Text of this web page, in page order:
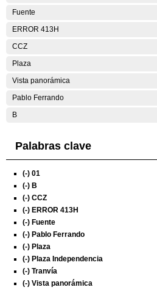
Fuente
ERROR 413H
CCZ
Plaza
Vista panorámica
Pablo Ferrando
B
Palabras clave
(-) 01
(-) B
(-) CCZ
(-) ERROR 413H
(-) Fuente
(-) Pablo Ferrando
(-) Plaza
(-) Plaza Independencia
(-) Tranvía
(-) Vista panorámica